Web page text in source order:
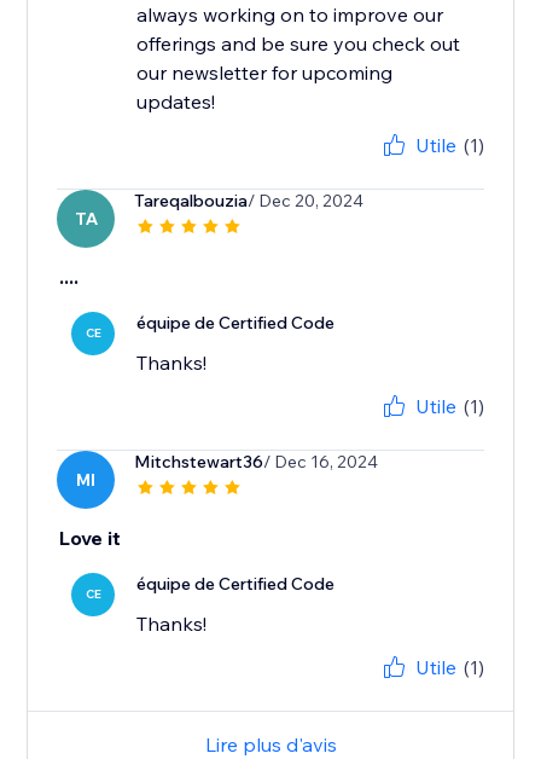
always working on to improve our
offerings and be sure you check out
our newsletter for upcoming
updates!
Utile (1)
TA
Tareqalbouzia/ Dec 20, 2024
....
CE équipe de Certified Code
Thanks!
Utile (1)
MI
Mitchstewart36/ Dec 16, 2024
Love it
CE équipe de Certified Code
Thanks!
Utile (1)
Lire plus d'avis